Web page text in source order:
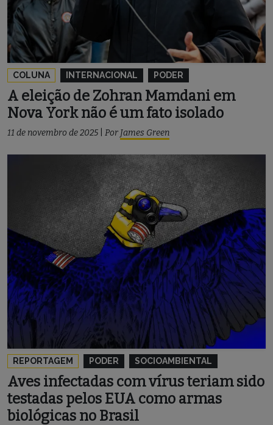
COLUNA INTERNACIONAL PODER
A eleição de Zohran Mamdani em
Nova York não é um fato isolado
11 de novembro de 2025 Por James Green
REPORTAGEM PODER SOCIOAMBIENTAL
Aves infectadas com vírus teriam sido
testadas pelos EUA como armas
biológicas no Brasil